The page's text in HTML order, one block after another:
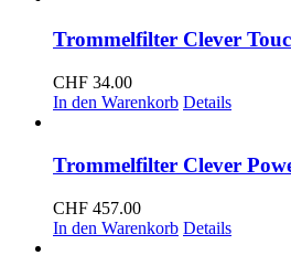
Trommelfilter Clever
CHF 34.00
In den Warenkorb Details
Trommelfilter Clever
CHF 457.00
In den Warenkorb Details